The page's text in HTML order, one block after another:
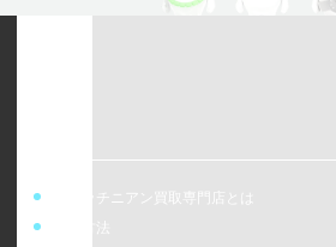
ウォッチニアン買取専門店とは
買取方法